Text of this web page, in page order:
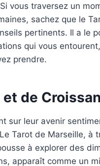
vous traversez un
sachez que le
pertinents. Il a le
qui vous
prendre.
de
sur leur avenir
Tarot de Marseille, à
à explorer des
apparaît comme un